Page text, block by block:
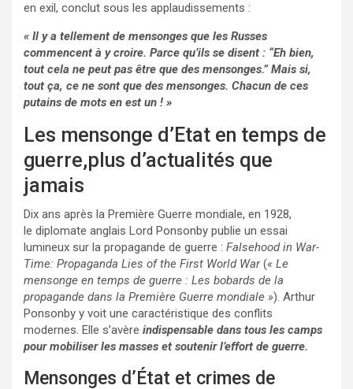
en exil, conclut sous les applaudissements :
« Il y a tellement de mensonges que les Russes
commencent à y croire. Parce qu’ils se disent : “Eh bien,
tout cela ne peut pas être que des mensonges.” Mais si,
tout ça, ce ne sont que des mensonges. Chacun de ces
putains de mots en est un ! »
Les mensonge d’Etat en temps de
guerre,plus d’actualités que
jamais
Dix ans après la Première Guerre mondiale, en 1928,
le diplomate anglais Lord Ponsonby publie un essai
lumineux sur la propagande de guerre : Falsehood in War-
Time: Propaganda Lies of the First World War(« Le
mensonge en temps de guerre : Les bobards de la
propagande dans la Première Guerre mondiale »). Arthur
Ponsonby y voit une caractéristique des conflits
modernes. Elle s’avère indispensable dans tous les camps
pour mobiliser les masses et soutenir l’effort de guerre.
Mensonges d’État et crimes de